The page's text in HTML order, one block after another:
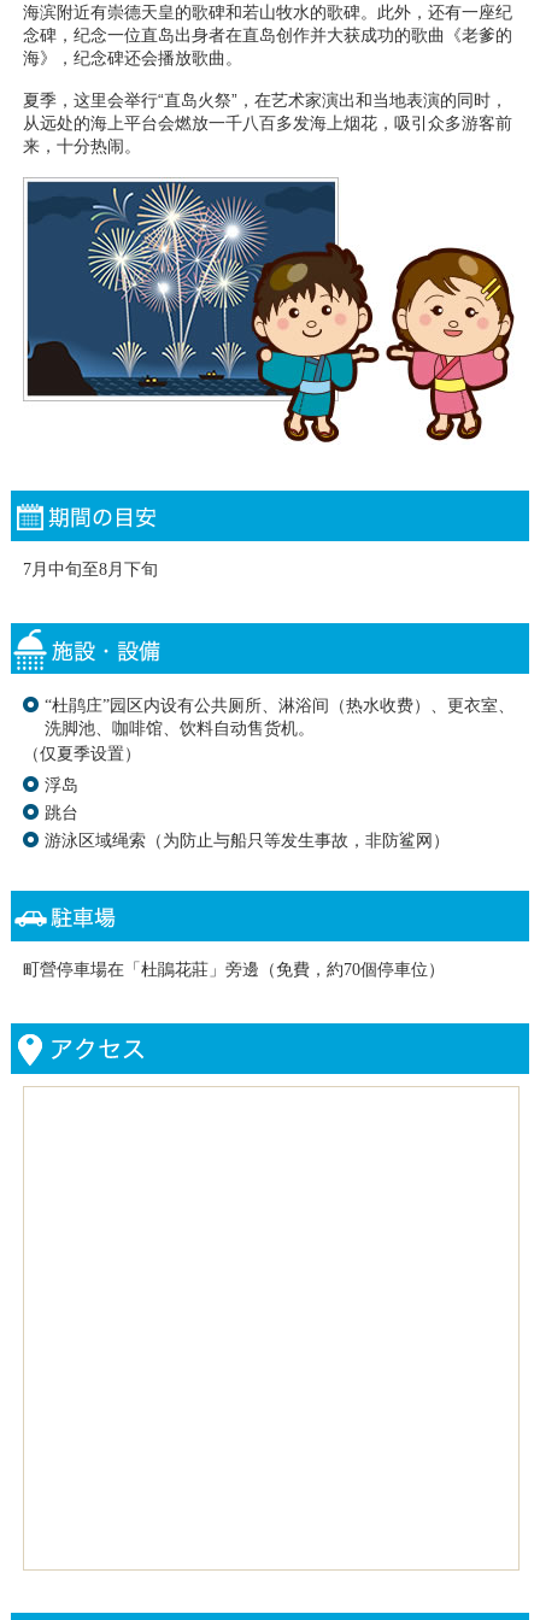
海滨附近有崇德天皇的歌碑和若山牧水的歌碑。此外，还有一座纪
念碑，纪念一位直岛出身者在直岛创作并大获成功的歌曲《老爹的
海》，纪念碑还会播放歌曲。
夏季，这里会举行“直岛火祭”，在艺术家演出和当地表演的同时，
从远处的海上平台会燃放一千八百多发海上烟花，吸引众多游客前
来，十分热闹。
7月中旬至8月下旬
“杜鹃庄”园区内设有公共厕所、淋浴间（热水收费）、更衣室、
洗脚池、咖啡馆、饮料自动售货机。
（仅夏季设置）
浮岛
跳台
游泳区域绳索（为防止与船只等发生事故，非防鲨网）
町營停車場在「杜鵑花莊」旁邊（免費，約70個停車位）